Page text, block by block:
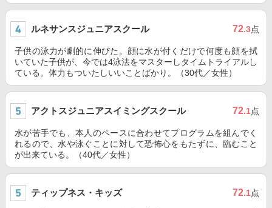
ルネサンスジュニアスクール 72.3点
子供の泳力が劇的に伸びた。顔に水が付くだけで何度も顔を拭
いていた子供が、今では4泳法をマスターしタイムトライアルし
ている。体力もついたしいいことばかり。（30代／女性）
アクトスジュニアスイミングスクール 72.1点
水が苦手でも、本人のペースに合わせてプログラムを組んでく
れるので、水や泳ぐことに対して恐怖心をもたずに、臨むこと
が出来ている。（40代／女性）
ティップネス・キッズ 72.1点